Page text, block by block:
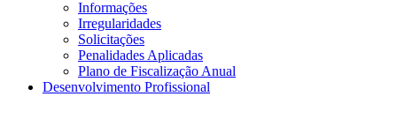
Informações
Irregularidades
Solicitações
Penalidades Aplicadas
Plano de Fiscalização Anual
Desenvolvimento Profissional